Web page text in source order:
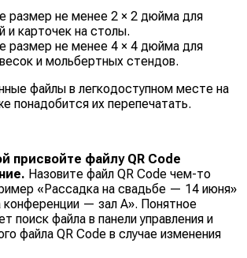
размер не менее 2 × 2 дюйма для
и карточек на столы.
размер не менее 4 × 4 дюйма для
и мольбертных стендов.
файлы в легкодоступном месте на
понадобится их перепечатать.
присвойте файлу QR Code
Назовите файл QR Code чем-то
«Рассадка на свадьбе — 14 июня»
конференции — зал A». Понятное
поиск файла в панели управления и
файла QR Code в случае изменения